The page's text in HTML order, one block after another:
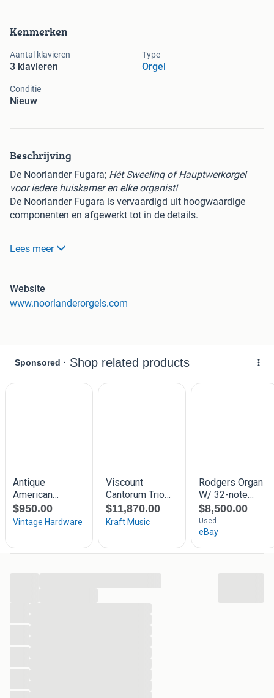
Kenmerken
Aantal klavieren
3 klavieren
Type
Orgel
Conditie
Nieuw
Beschrijving
De Noorlander Fugara; Hét Sweelinq of Hauptwerkorgel
voor iedere huiskamer en elke organist!
De Noorlander Fugara is vervaardigd uit hoogwaardige
componenten en afgewerkt tot in de details.
Daarom is deze naar elke kleurwens aan te passen, zodat
Voorzien van 10.1 audio systeem met C/Cis indeling.
Optioneel ook in 2-klaviers variant leverbaar.
Altijd al beroemde pijporgels willen bespelen? Dat kan
Lees meer
Website
www.noorlanderorgels.com